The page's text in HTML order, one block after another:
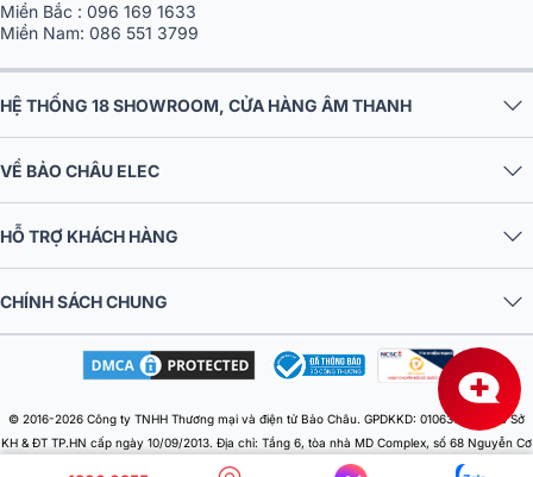
Đến tháng 1 năm 1958, công ty chính thức đổi tên thành Sony, nghĩa là:
cho nhiệt huyết và tinh thần sáng tạo của tuổi trẻ.
Miền Bắc : 096 169 1633
Miền Nam: 086 551 3799
HỆ THỐNG 18 SHOWROOM, CỬA HÀNG ÂM THANH
VỀ BẢO CHÂU ELEC
HỖ TRỢ KHÁCH HÀNG
CHÍNH SÁCH CHUNG
© 2016-2026 Công ty TNHH Thương mại và điện tử Bảo Châu. GPDKKD: 0106303879 do Sở
KH & ĐT TP.HN cấp ngày 10/09/2013. Địa chỉ: Tầng 6, tòa nhà MD Complex, số 68 Nguyễn Cơ
Thạch, Phường Từ Liêm, Thành phố Hà Nội, Việt Nam. Điện thoại: 024 730 10 255. Email: